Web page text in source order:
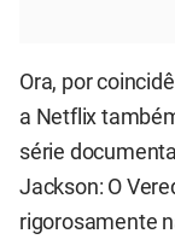
Ora, por
a Netflix
série
Jackson: O
rigorosamente